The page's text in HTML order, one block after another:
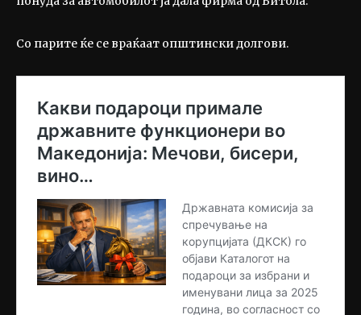
Со парите ќе се враќаат општински долгови.